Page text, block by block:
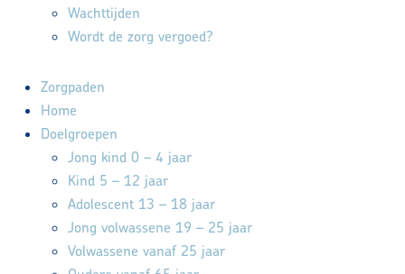
Wachttijden
Wordt de zorg vergoed?
Zorgpaden
Home
Doelgroepen
Jong kind 0 – 4 jaar
Kind 5 – 12 jaar
Adolescent 13 – 18 jaar
Jong volwassene 19 – 25 jaar
Volwassene vanaf 25 jaar